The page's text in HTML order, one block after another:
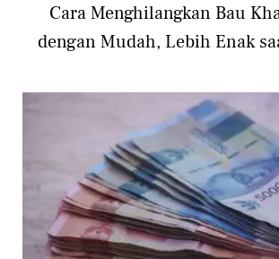
Cara Menghilangkan Bau
dengan Mudah, Lebih Enak